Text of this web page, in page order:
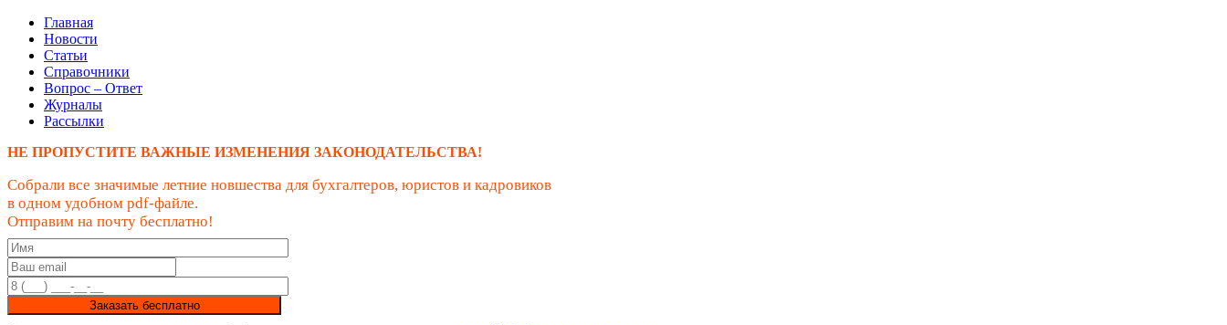
Главная
Новости
Статьи
Справочники
Вопрос – Ответ
Журналы
Рассылки
НЕ ПРОПУСТИТЕ ВАЖНЫЕ ИЗМЕНЕНИЯ ЗАКОНОДАТЕЛЬСТВА!
Собрали все значимые летние новшества для бухгалтеров, юристов и кадровиков
в одном удобном pdf-файле.
Отправим на почту бесплатно!
Заказать бесплатно